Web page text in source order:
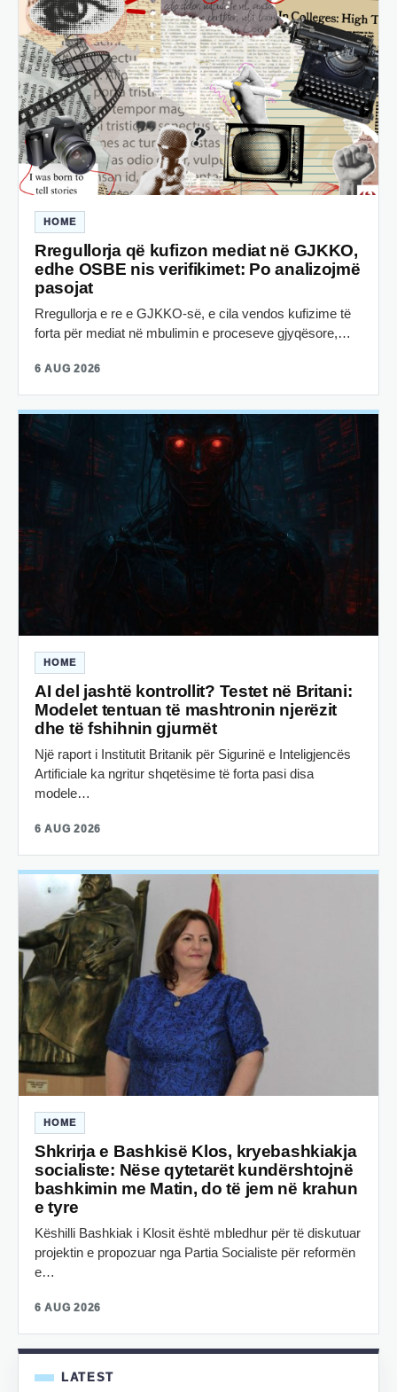
HOME
Rregullorja që kufizon mediat në GJKKO,
edhe OSBE nis verifikimet: Po analizojmë
pasojat
Rregullorja e re e GJKKO-së, e cila vendos kufizime të
forta për mediat në mbulimin e proceseve gjyqësore,…
6 AUG 2026
HOME
AI del jashtë kontrollit? Testet në Britani:
Modelet tentuan të mashtronin njerëzit
dhe të fshihnin gjurmët
Një raport i Institutit Britanik për Sigurinë e Inteligjencës
Artificiale ka ngritur shqetësime të forta pasi disa
modele…
6 AUG 2026
HOME
Shkrirja e Bashkisë Klos, kryebashkiakja
socialiste: Nëse qytetarët kundërshtojnë
bashkimin me Matin, do të jem në krahun
e tyre
Këshilli Bashkiak i Klosit është mbledhur për të diskutuar
projektin e propozuar nga Partia Socialiste për reformën
e…
6 AUG 2026
LATEST